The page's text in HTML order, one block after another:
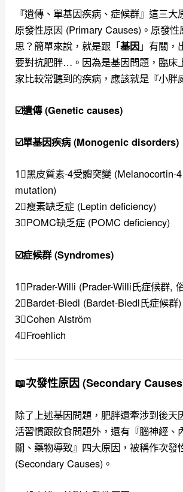
『遺傳、單基因疾病、症候群』這三
原發性原因 (Primary Causes)。原發性
思？簡單來說，就是跟「基因」有關，
要對抗肥胖…。 因為是基因問題，臨床
家比較常聽到的疾病，應該就是『小胖
☑️遺傳 (Genetic causes)
☑️單基因疾病 (Monogenic disorders)
1⃣️黑皮質素-4受體突變 (Melanocortin-
mutation)
2⃣️瘦素缺乏症 (Leptin deficiency)
3⃣️POMC缺乏症 (POMC deficiency)
☑️症候群 (Syndromes)
1⃣️Prader-Willi (Prader-Willi氏症候群,
2⃣️Bardet-Biedl (Bardet-Biedl氏症候群)
3⃣️Cohen Alström
4⃣️Froehlich
📖次發性原因 (Secondary
除了上述基因問題，肥胖還牽涉到後天
活習慣跟飲食問題外，還有『腦神經、
關、藥物導致』四大原因，被稱作次發
(Secondary Causes)。